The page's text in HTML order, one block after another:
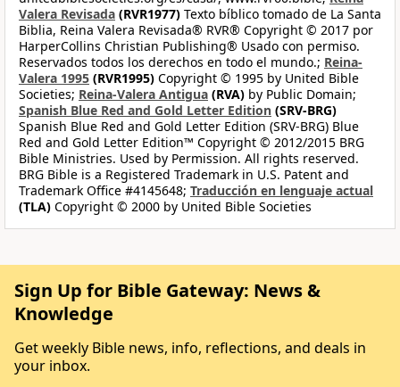
Valera Revisada (RVR1977) Texto bíblico tomado de La Santa
Biblia, Reina Valera Revisada® RVR® Copyright © 2017 por
HarperCollins Christian Publishing® Usado con permiso.
Reservados todos los derechos en todo el mundo.; Reina-
Valera 1995 (RVR1995) Copyright © 1995 by United Bible
Societies; Reina-Valera Antigua (RVA) by Public Domain;
Spanish Blue Red and Gold Letter Edition (SRV-BRG)
Spanish Blue Red and Gold Letter Edition (SRV-BRG) Blue
Red and Gold Letter Edition™ Copyright © 2012/2015 BRG
Bible Ministries. Used by Permission. All rights reserved.
BRG Bible is a Registered Trademark in U.S. Patent and
Trademark Office #4145648; Traducción en lenguaje actual
(TLA) Copyright © 2000 by United Bible Societies
Sign Up for Bible Gateway: News &
Knowledge
Get weekly Bible news, info, reflections, and deals in
your inbox.